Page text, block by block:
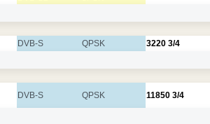
DVB-S QPSK 3220 3/4
DVB-S QPSK 11850 3/4